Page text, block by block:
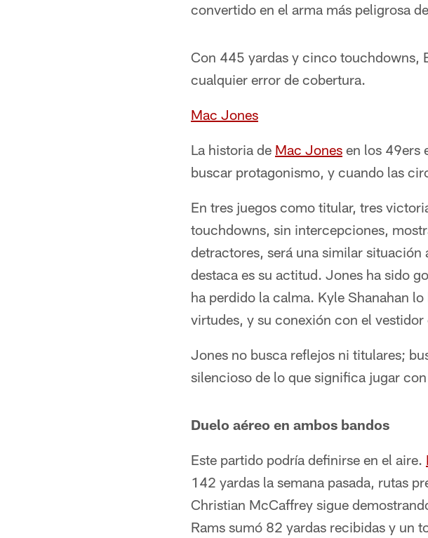
convertido en el arma más peligrosa
Con 445 yardas y cinco touchdowns,
cualquier error de cobertura.
Mac Jones
La historia de Mac Jones en los 49ers
buscar protagonismo, y cuando las
En tres juegos como titular, tres
touchdowns, sin intercepciones,
detractores, será una similar situación
destaca es su actitud. Jones ha sido
ha perdido la calma. Kyle Shanahan
virtudes, y su conexión con el vestidor
Jones no busca reflejos ni titulares;
silencioso de lo que significa jugar
Duelo aéreo en ambos bandos
Este partido podría definirse en el aire.
142 yardas la semana pasada, rutas
Christian McCaffrey sigue
Rams sumó 82 yardas recibidas y un